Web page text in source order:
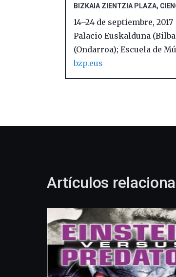
BIZKAIA ZIENTZIA PLAZA,
14–24 de septiembre, 2017
Palacio Euskalduna
(Ondarroa); Escuela de
bzp.eus
Artículos